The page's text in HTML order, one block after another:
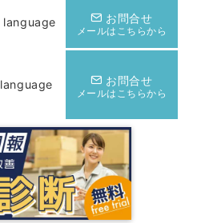
language お問合せ
メールはこちらから
language お問合せ
メールはこちらから